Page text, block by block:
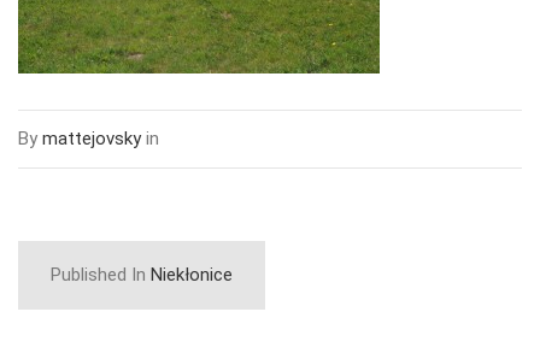
By mattejovsky in
Published In Niekłonice